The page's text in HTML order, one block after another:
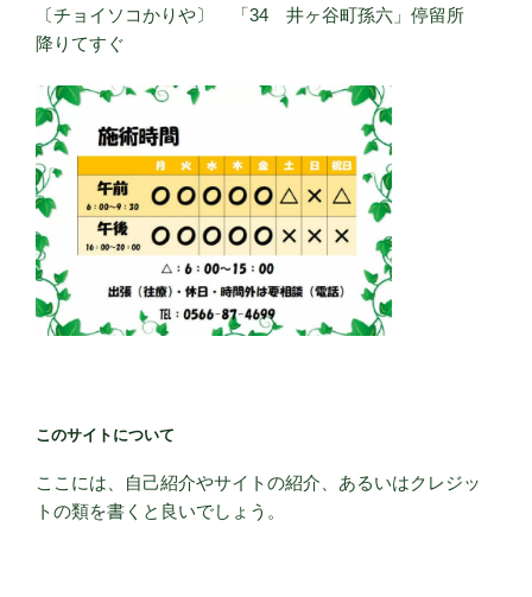
〔チョイソコかりや〕 「34 井ヶ谷町孫六」停留所
降りてすぐ
このサイトについて
ここには、自己紹介やサイトの紹介、あるいはクレジッ
トの類を書くと良いでしょう。